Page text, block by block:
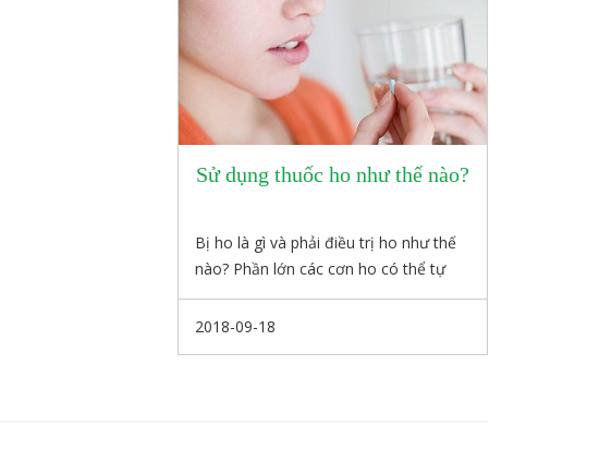
Sử dụng thuốc ho như thế nào?
Bị ho là gì và phải điều trị ho như thế
nào? Phần lớn các cơn ho có thể tự
khỏi sau vài ngày mà không cần điều
trị. Tuy nhiên, bạn cần hỏi bác sĩ ngay
2018-09-18